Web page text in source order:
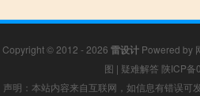
Copyright © 2012 - 2026 雷设计 Powered by
图 | 疑难解答 陕ICP备
声明：本站内容来自互联网，如信息有错误可